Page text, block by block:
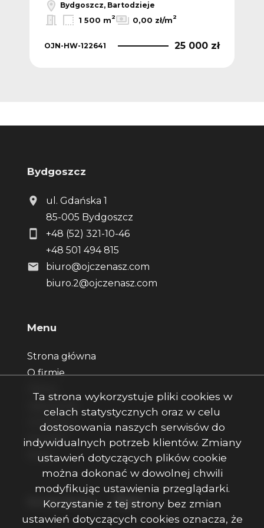
Bydgoszcz, Bartodzieje
1 500 m2 0,00 zł/m2
OJN-HW-122641 25 000 zł
Bydgoszcz
ul. Gdańska 1
85-005 Bydgoszcz
+48 (52) 321-10-46
+48 501 494 815
biuro@ojczenasz.com
biuro.2@ojczenasz.com
Menu
Strona główna
O firmie
Zgłoszenia
Ulubione
Kontakt
Rodo
Social Media Facebook
Facebook
Facebook
Ta strona wykorzystuje pliki cookies w
celach statystycznych oraz w celu
dostosowania naszych serwisów do
indywidualnych potrzeb klientów. Zmiany
ustawień dotyczących plików cookie
można dokonać w dowolnej chwili
modyfikując ustawienia przeglądarki.
Korzystanie z tej strony bez zmian
ustawień dotyczących cookies oznacza, że